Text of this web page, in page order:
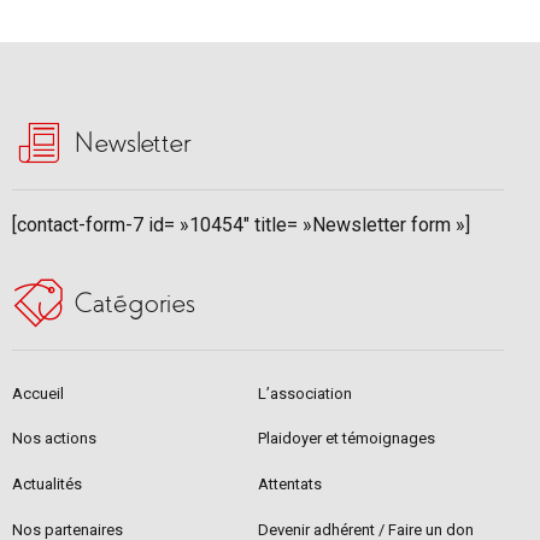
Newsletter
[contact-form-7 id= »10454″ title= »Newsletter form »]
Catégories
Accueil L’association
Nos actions Plaidoyer et témoignages
Actualités Attentats
Nos partenaires Devenir adhérent / Faire un don